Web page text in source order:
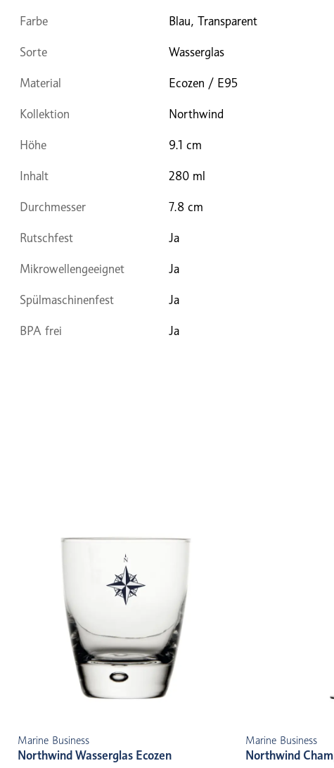
Farbe Blau, Transparent
Sorte Wasserglas
Material Ecozen / E95
Kollektion Northwind
Höhe 9.1 cm
Inhalt 280 ml
Durchmesser 7.8 cm
Rutschfest Ja
Mikrowellengeeignet Ja
Spülmaschinenfest Ja
BPA frei Ja
Marine Business
Northwind Wasserglas Ecozen
Marine Business
Northwind